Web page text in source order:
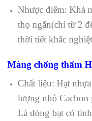
Nhược điểm: Khả
thọ ngắn(chỉ từ 2
thời tiết khắc
Màng chống thấm
Chất liệu: Hạt
lượng nhỏ Cacbon
Là dòng bạt có